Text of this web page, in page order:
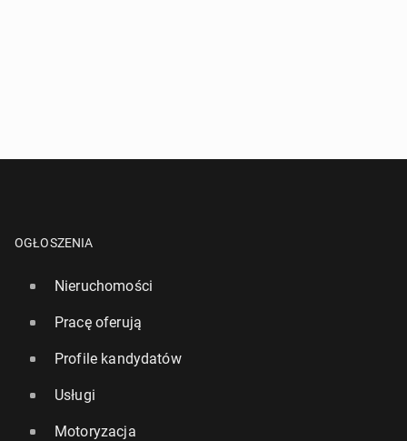
OGŁOSZENIA
Nieruchomości
Pracę oferują
Profile kandydatów
Usługi
Motoryzacja